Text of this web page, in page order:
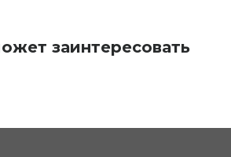
заинтересовать